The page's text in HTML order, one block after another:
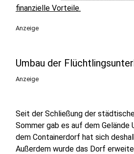
finanzielle Vorteile.
Anzeige
Umbau der
Anzeige
Seit der Schließung der
Sommer gab es auf dem Gelände
dem Containerdorf hat sich
Außerdem wurde das Dorf